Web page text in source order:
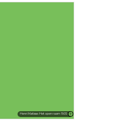
Henri Matisse: Het open raam 1905